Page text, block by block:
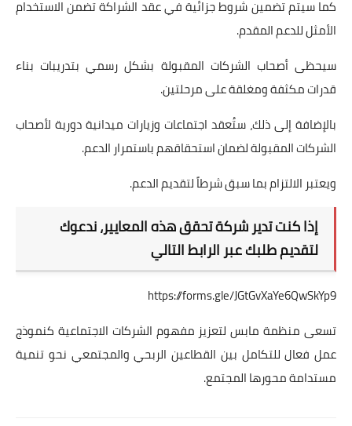
كما سيتم تضمين شروط جزائية في عقد الشراكة تضمن الاستخدام
الأمثل للدعم المقدم.
سيحظى أصحاب الشركات المقبولة بشكل رسمي بتدريبات بناء
قدرات مكثفة ومغلقة على مرحلتين.
بالإضافة إلى ذلك، ستُعقد اجتماعات وزيارات ميدانية دورية لأصحاب
الشركات المقبولة لضمان استحقاقهم باستمرار الدعم.
ويعتبر الالتزام بما سبق شرطاً لتقديم الدعم.
إذا كنت تدير شركة تحقق هذه المعايير، ندعوك
لتقديم طلبك عبر الرابط التالي
https://forms.gle/JGtGvXaYe6QwSkYp9
تسعى منظمة مابس لتعزيز مفهوم الشركات الاجتماعية كنموذج
عمل فعال للتكامل بين القطاعين الربحي والمجتمعي نحو تنمية
مستدامة محورها المجتمع.